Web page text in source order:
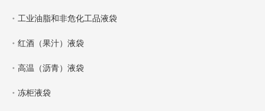
工业油脂和非危化工品液袋
红酒（果汁）液袋
高温（沥青）液袋
冻柜液袋